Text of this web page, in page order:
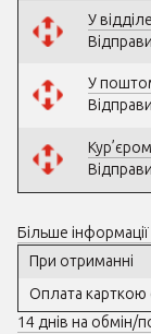
У
У
Більше
При отриманні
Оплата карткою
14 днів на обмін/